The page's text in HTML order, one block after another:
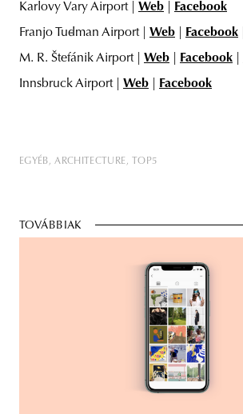
Karlovy Vary Airport | Web
Facebook
Franjo Tuđman Airport | Web Facebook
M. R. Štefánik Airport | Web Facebook
Innsbruck Airport | Web Facebook
EGYÉB ARCHITECTURE TOP5
TOVÁBBIAK